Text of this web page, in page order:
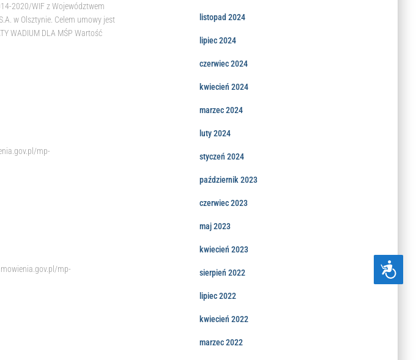
DOSTĘPNOŚĆ
2020/WIF z Województwem
w Olsztynie. Celem umowy jest
WADIUM DLA MŚP Wartość
mp-
mp-
listopad 2024
lipiec 2024
czerwiec 2024
kwiecień 2024
marzec 2024
luty 2024
styczeń 2024
październik 2023
czerwiec 2023
maj 2023
kwiecień 2023
sierpień 2022
lipiec 2022
kwiecień 2022
marzec 2022